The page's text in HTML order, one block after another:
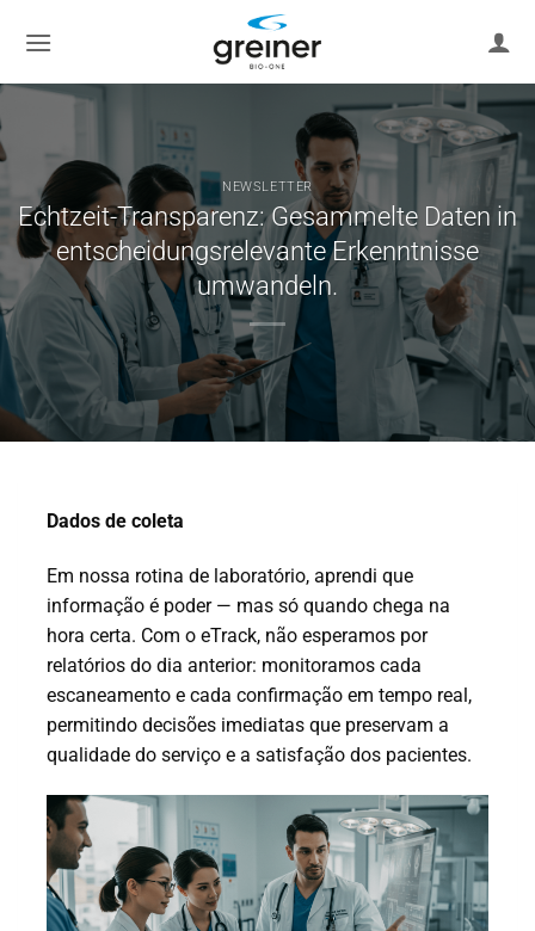
Inhalt
NEWSLETTER
Echtzeit-Transparenz: Gesammelte Daten in
entscheidungsrelevante Erkenntnisse
umwandeln.
Dados de coleta
Em nossa rotina de laboratório, aprendi que
informação é poder — mas só quando chega na
hora certa. Com o eTrack, não esperamos por
relatórios do dia anterior: monitoramos cada
escaneamento e cada confirmação em tempo real,
permitindo decisões imediatas que preservam a
qualidade do serviço e a satisfação dos pacientes.